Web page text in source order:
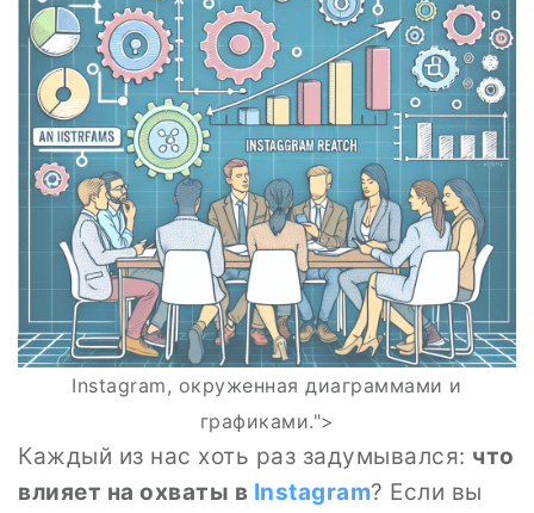
Instagram, окруженная диаграммами и
графиками.">
Каждый из нас хоть раз задумывался: что
влияет на охваты в Instagram? Если вы